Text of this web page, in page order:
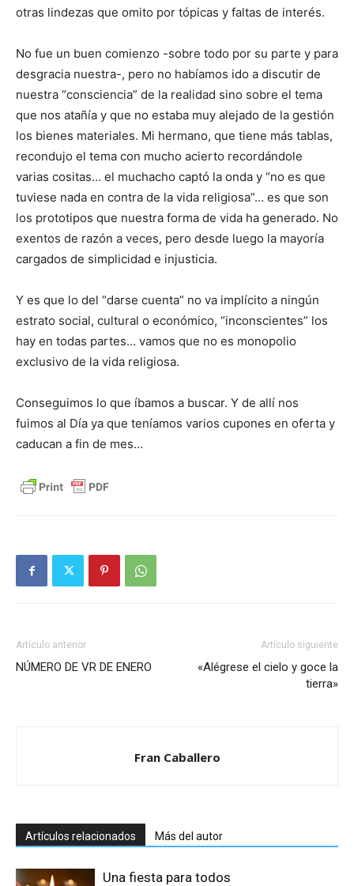
otras lindezas que omito por tópicas y faltas de interés.
No fue un buen comienzo -sobre todo por su parte y para
desgracia nuestra-, pero no habíamos ido a discutir de
nuestra “consciencia” de la realidad sino sobre el tema
que nos atañía y que no estaba muy alejado de la gestión
los bienes materiales. Mi hermano, que tiene más tablas,
recondujo el tema con mucho acierto recordándole
varias cositas… el muchacho captó la onda y “no es que
tuviese nada en contra de la vida religiosa”… es que son
los prototipos que nuestra forma de vida ha generado. No
exentos de razón a veces, pero desde luego la mayoría
cargados de simplicidad e injusticia.
Y es que lo del “darse cuenta” no va implícito a ningún
estrato social, cultural o económico, “inconscientes” los
hay en todas partes… vamos que no es monopolio
exclusivo de la vida religiosa.
Conseguimos lo que íbamos a buscar. Y de allí nos
fuimos al Día ya que teníamos varios cupones en oferta y
caducan a fin de mes…
Artículo anterior
NÚMERO DE VR DE ENERO
Artículo siguiente
«Alégrese el cielo y goce la
tierra»
Fran Caballero
Artículos relacionados Más del autor
Una fiesta para todos